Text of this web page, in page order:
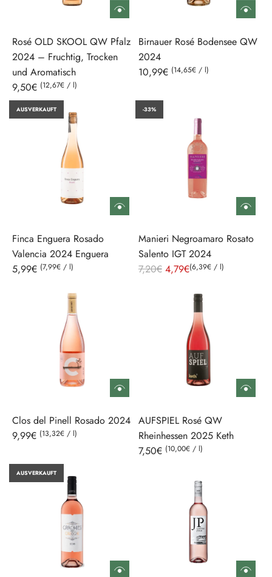
Rosé OLD SKOOL QW Pfalz
2024 – Fruchtig, Trocken
und Aromatisch
9,50€ (12,67€ / l)
Birnauer Rosé Bodensee QW
2024
10,99€ (14,65€ / l)
AUSVERKAUFT
Finca Enguera Rosado
Valencia 2024 Enguera
5,99€ (7,99€ / l)
-33%
Manieri Negroamaro Rosato
Salento IGT 2024
R
r
e
i
7,20€ 4,79€(6,39€ / l)
Clos del Pinell Rosado 2024
9,99€ (13,32€ / l)
AUFSPIEL Rosé QW
Rheinhessen 2025 Keth
7,50€ (10,00€ / l)
AUSVERKAUFT